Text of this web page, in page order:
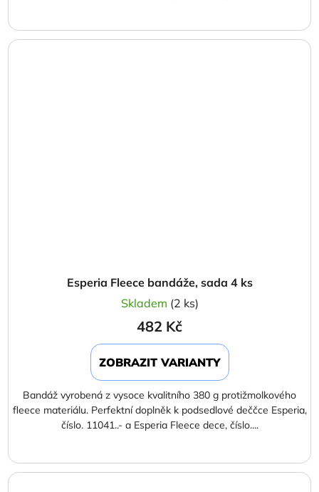
Esperia Fleece bandáže, sada 4 ks
Skladem (2 ks)
482 Kč
ZOBRAZIT VARIANTY
Bandáž vyrobená z vysoce kvalitního 380 g protižmolkového
fleece materiálu. Perfektní doplněk k podsedlové deččce Esperia,
číslo. 11041..- a Esperia Fleece dece, číslo....